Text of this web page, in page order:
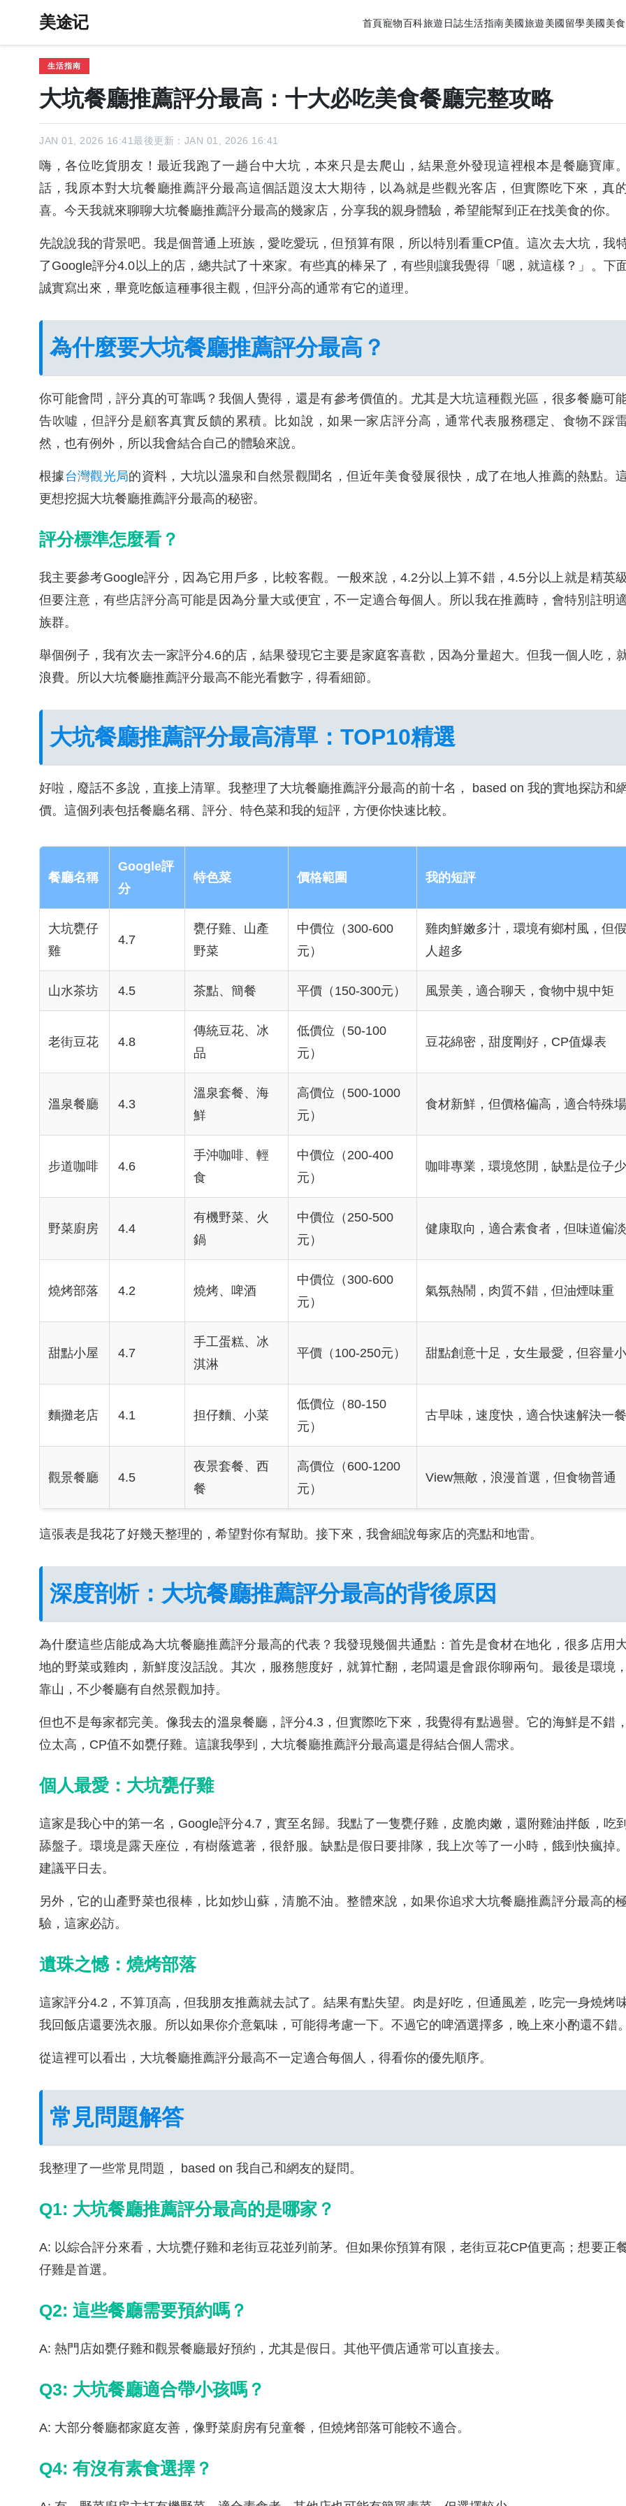
美途记 首頁寵物百科旅遊日誌生活指南美國旅遊美國留學美國美食
生活指南
大坑餐廳推薦評分最高：十大必吃美食餐廳完整攻略
JAN 01, 2026 16:41最後更新：JAN 01, 2026 16:41
嗨，各位吃貨朋友！最近我跑了一趟台中大坑，本來只是去爬山，結果意外發現這裡根本是餐廳寶庫
話，我原本對大坑餐廳推薦評分最高這個話題沒太大期待，以為就是些觀光客店，但實際吃下來，真
喜。今天我就來聊聊大坑餐廳推薦評分最高的幾家店，分享我的親身體驗，希望能幫到正在找美食的你。
先說說我的背景吧。我是個普通上班族，愛吃愛玩，但預算有限，所以特別看重CP值。這次去大坑，我
了Google評分4.0以上的店，總共試了十來家。有些真的棒呆了，有些則讓我覺得「嗯，就這樣？」。下
誠實寫出來，畢竟吃飯這種事很主觀，但評分高的通常有它的道理。
為什麼要大坑餐廳推薦評分最高？
你可能會問，評分真的可靠嗎？我個人覺得，還是有參考價值的。尤其是大坑這種觀光區，很多餐廳可
告吹噓，但評分是顧客真實反饋的累積。比如說，如果一家店評分高，通常代表服務穩定、食物不踩
然，也有例外，所以我會結合自己的體驗來說。
根據台灣觀光局的資料，大坑以溫泉和自然景觀聞名，但近年美食發展很快，成了在地人推薦的熱點。
更想挖掘大坑餐廳推薦評分最高的秘密。
評分標準怎麼看？
我主要參考Google評分，因為它用戶多，比較客觀。一般來說，4.2分以上算不錯，4.5分以上就是精英
但要注意，有些店評分高可能是因為分量大或便宜，不一定適合每個人。所以我在推薦時，會特別註明
族群。
舉個例子，我有次去一家評分4.6的店，結果發現它主要是家庭客喜歡，因為分量超大。但我一個人吃，
浪費。所以大坑餐廳推薦評分最高不能光看數字，得看細節。
大坑餐廳推薦評分最高清單：TOP10精選
好啦，廢話不多說，直接上清單。我整理了大坑餐廳推薦評分最高的前十名， based on 我的實地探訪和
價。這個列表包括餐廳名稱、評分、特色菜和我的短評，方便你快速比較。
餐廳名稱
Google評
分
特色菜 價格範圍 我的短評
大坑甕仔
雞
4.7
甕仔雞、山產
野菜
中價位（300-600
元）
雞肉鮮嫩多汁，環境有鄉村風，但
人超多
山水茶坊 4.5 茶點、簡餐 平價（150-300元） 風景美，適合聊天，食物中規中矩
老街豆花 4.8
傳統豆花、冰
品
低價位（50-100
元）
豆花綿密，甜度剛好，CP值爆表
溫泉餐廳 4.3
溫泉套餐、海
鮮
高價位（500-1000
元）
食材新鮮，但價格偏高，適合特殊
步道咖啡 4.6
手沖咖啡、輕
食
中價位（200-400
元）
咖啡專業，環境悠閒，缺點是位子少
野菜廚房 4.4
有機野菜、火
鍋
中價位（250-500
元）
健康取向，適合素食者，但味道偏淡
燒烤部落 4.2 燒烤、啤酒
中價位（300-600
元）
氣氛熱鬧，肉質不錯，但油煙味重
甜點小屋 4.7
手工蛋糕、冰
淇淋
平價（100-250元） 甜點創意十足，女生最愛，但容量小
麵攤老店 4.1 担仔麵、小菜
低價位（80-150
元）
古早味，速度快，適合快速解決一餐
觀景餐廳 4.5
夜景套餐、西
餐
高價位（600-1200
元）
View無敵，浪漫首選，但食物普通
這張表是我花了好幾天整理的，希望對你有幫助。接下來，我會細說每家店的亮點和地雷。
深度剖析：大坑餐廳推薦評分最高的背後原因
為什麼這些店能成為大坑餐廳推薦評分最高的代表？我發現幾個共通點：首先是食材在地化，很多店用
地的野菜或雞肉，新鮮度沒話說。其次，服務態度好，就算忙翻，老闆還是會跟你聊兩句。最後是環境
靠山，不少餐廳有自然景觀加持。
但也不是每家都完美。像我去的溫泉餐廳，評分4.3，但實際吃下來，我覺得有點過譽。它的海鮮是不錯
位太高，CP值不如甕仔雞。這讓我學到，大坑餐廳推薦評分最高還是得結合個人需求。
個人最愛：大坑甕仔雞
這家是我心中的第一名，Google評分4.7，實至名歸。我點了一隻甕仔雞，皮脆肉嫩，還附雞油拌飯，吃
舔盤子。環境是露天座位，有樹蔭遮著，很舒服。缺點是假日要排隊，我上次等了一小時，餓到快瘋掉
建議平日去。
另外，它的山產野菜也很棒，比如炒山蘇，清脆不油。整體來說，如果你追求大坑餐廳推薦評分最高的
驗，這家必訪。
遺珠之憾：燒烤部落
這家評分4.2，不算頂高，但我朋友推薦就去試了。結果有點失望。肉是好吃，但通風差，吃完一身燒烤
我回飯店還要洗衣服。所以如果你介意氣味，可能得考慮一下。不過它的啤酒選擇多，晚上來小酌還不錯
從這裡可以看出，大坑餐廳推薦評分最高不一定適合每個人，得看你的優先順序。
常見問題解答
我整理了一些常見問題， based on 我自己和網友的疑問。
Q1: 大坑餐廳推薦評分最高的是哪家？
A: 以綜合評分來看，大坑甕仔雞和老街豆花並列前茅。但如果你預算有限，老街豆花CP值更高；想要正
仔雞是首選。
Q2: 這些餐廳需要預約嗎？
A: 熱門店如甕仔雞和觀景餐廳最好預約，尤其是假日。其他平價店通常可以直接去。
Q3: 大坑餐廳適合帶小孩嗎？
A: 大部分餐廳都家庭友善，像野菜廚房有兒童餐，但燒烤部落可能較不適合。
Q4: 有沒有素食選擇？